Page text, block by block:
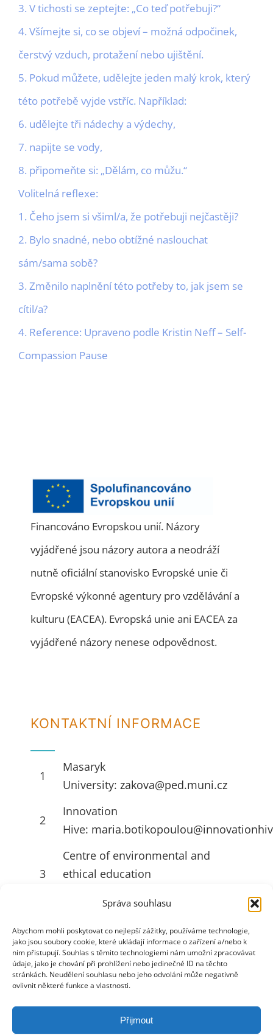
Správa souhlasu
Abychom mohli poskytovat co nejlepší zážitky, používáme technologie,
jako jsou soubory cookie, které ukládají informace o zařízení a/nebo k
nim přistupují. Souhlas s těmito technologiemi nám umožní zpracovávat
údaje, jako je chování při prohlížení nebo jedinečné ID na těchto
stránkách. Neudělení souhlasu nebo jeho odvolání může negativně
ovlivnit některé funkce a vlastnosti.
Přijmout
3. V tichosti se zeptejte: „Co teď potřebuji?“
4. Všímejte si, co se objeví – možná odpočinek,
čerstvý vzduch, protažení nebo ujištění.
5. Pokud můžete, udělejte jeden malý krok, který
této potřebě vyjde vstříc. Například:
6. udělejte tři nádechy a výdechy,
7. napijte se vody,
8. připomeňte si: „Dělám, co můžu.“
Volitelná reflexe:
1. Čeho jsem si všiml/a, že potřebuji nejčastěji?
2. Bylo snadné, nebo obtížné naslouchat
sám/sama sobě?
3. Změnilo naplnění této potřeby to, jak jsem se
cítil/a?
4. Reference: Upraveno podle Kristin Neff – Self-
Compassion Pause
Financováno Evropskou unií. Názory
vyjádřené jsou názory autora a neodráží
nutně oficiální stanovisko Evropské unie či
Evropské výkonné agentury pro vzdělávání a
kulturu (EACEA). Evropská unie ani EACEA za
vyjádřené názory nenese odpovědnost.
KONTAKTNÍ INFORMACE
1
Masaryk
University:zakova@ped.muni.cz
2
Innovation
Hive:
3
Centre of environmental and
ethical education
4
(JYU):emilia.l.ahlstrom@jyu.fi
UŽITEČNÉ ODKAZY